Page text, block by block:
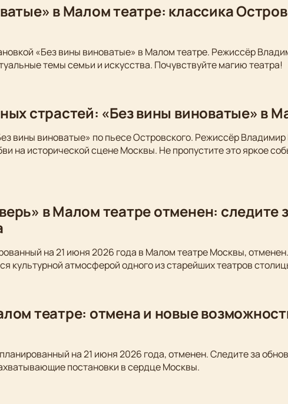
в Малом театре: классика
«Без вины виноватые» в Малом театре. Режиссёр
темы семьи и искусства. Почувствуйте магию театра!
страстей: «Без вины виноватые» в
вины виноватые» по пьесе Островского. Режиссёр Владимир
на исторической сцене Москвы. Не пропустите это яркое
в Малом театре отменен: следите
на 21 июня 2026 года в Малом театре Москвы,
культурной атмосферой одного из старейших театров
театре: отмена и новые
на 21 июня 2026 года, отменен. Следите за
постановки в сердце Москвы.